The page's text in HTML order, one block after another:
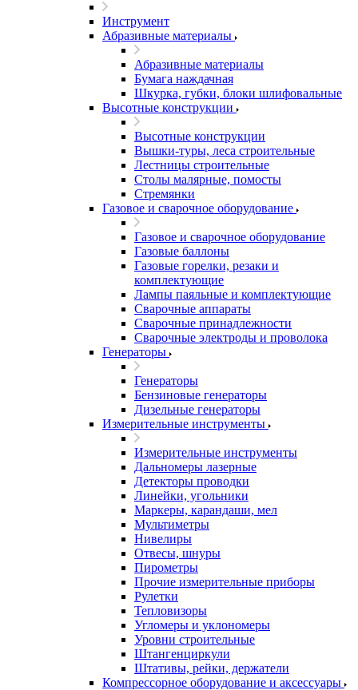
Инструмент
Абразивные материалы
Абразивные материалы
Бумага наждачная
Шкурка, губки, блоки шлифовальные
Высотные конструкции
Высотные конструкции
Вышки-туры, леса строительные
Лестницы строительные
Столы малярные, помосты
Стремянки
Газовое и сварочное оборудование
Газовое и сварочное оборудование
Газовые баллоны
Газовые горелки, резаки и
комплектующие
Лампы паяльные и комплектующие
Сварочные аппараты
Сварочные принадлежности
Сварочные электроды и проволока
Генераторы
Генераторы
Бензиновые генераторы
Дизельные генераторы
Измерительные инструменты
Измерительные инструменты
Дальномеры лазерные
Детекторы проводки
Линейки, угольники
Маркеры, карандаши, мел
Мультиметры
Нивелиры
Отвесы, шнуры
Пирометры
Прочие измерительные приборы
Рулетки
Тепловизоры
Угломеры и уклономеры
Уровни строительные
Штангенциркули
Штативы, рейки, держатели
Компрессорное оборудование и аксессуары